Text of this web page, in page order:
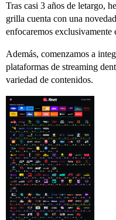
Tras casi 3 años de letargo,
grilla cuenta con una
enfocaremos exclusivamente
Además, comenzamos a
plataformas de streaming
variedad de contenidos.